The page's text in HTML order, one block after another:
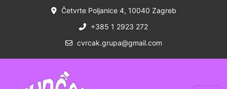
Četvrte Poljanice 4, 10040 Zagreb
+385 1 2923 272
cvrcak.grupa@gmail.com